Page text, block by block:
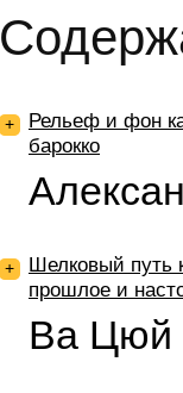
+
Рельеф и фон
барокко
+
Шелковый путь
прошлое и
Ва Цюй